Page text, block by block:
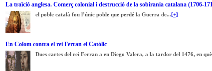
La traïció anglesa. Comerç colonial i destrucció de la sobirania catalana (1706-
el poble català fou l’únic poble que perdé la Guerra de...[+]
En Colom contra el rei Ferran el Catòlic
Dues cartes del rei Ferran a en Diego Valera, a la tardor del 1476, en